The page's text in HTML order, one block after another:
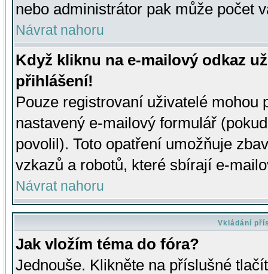
nebo administrátor pak může počet
Návrat nahoru
Když kliknu na e-mailový odkaz
přihlášení!
Pouze registrovaní uživatelé mohou
nastavený e-mailový formulář
povolil). Toto opatření umožňuje
vzkazů a robotů, které sbírají e-
Návrat nahoru
Vkládání
Jak vložím téma do fóra?
Jednouše. Klikněte na příslušné